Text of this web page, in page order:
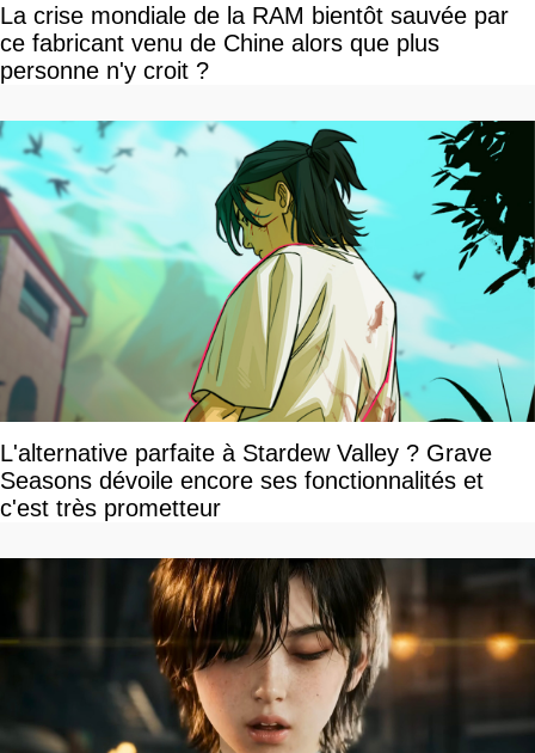
La crise mondiale de la RAM bientôt sauvée par
ce fabricant venu de Chine alors que plus
personne n'y croit ?
L'alternative parfaite à Stardew Valley ? Grave
Seasons dévoile encore ses fonctionnalités et
c'est très prometteur